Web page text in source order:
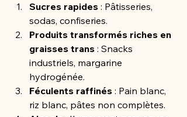
Sucres rapides : Pâtisseries,
sodas, confiseries.
Produits transformés riches en
graisses trans : Snacks
industriels, margarine
hydrogénée.
Féculents raffinés : Pain blanc,
riz blanc, pâtes non complètes.